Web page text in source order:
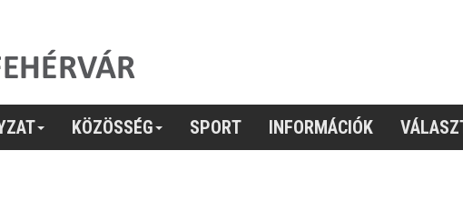
KÖZÖSSÉG SPORT INFORMÁCIÓK